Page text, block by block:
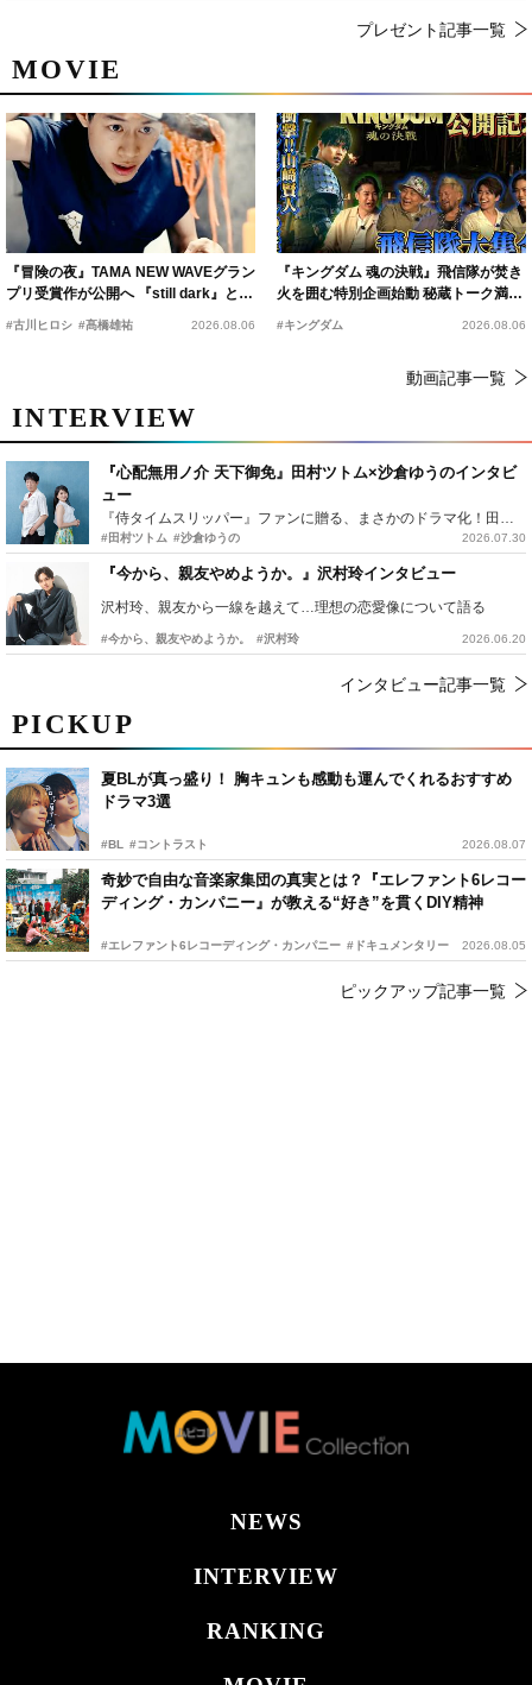
PICKUP
夏BLが真っ盛り！ 胸キュンも感動も運んでくれるおすすめ
ドラマ3選
#BL #コントラスト 2026.08.07
奇妙で自由な音楽家集団の真実とは？『エレファント6レコー
ディング・カンパニー』が教える“好き”を貫くDIY精神
#エレファント6レコーディング・カンパニー #ドキュメンタリー 2026.08.05
ピックアップ記事一覧
MOVIE
『冒険の夜』TAMA NEW WAVEグラン
プリ受賞作が公開へ 『still dark』と同
時上映決定
#古川ヒロシ #髙橋雄祐 2026.08.06
『キングダム 魂の決戦』飛信隊が焚き
火を囲む特別企画始動 秘蔵トーク満載
の“キングダムキャンプ”開催
#キングダム 2026.08.06
動画記事一覧
INTERVIEW
『心配無用ノ介 天下御免』田村ツトム×沙倉ゆうのインタビ
ュー
『侍タイムスリッパー』ファンに贈る、まさかのドラマ化！田村ツトム×沙倉ゆうのが語る『心配無用ノ介』撮影秘話
#田村ツトム #沙倉ゆうの 2026.07.30
『今から、親友やめようか。』沢村玲インタビュー
沢村玲、親友から一線を越えて…理想の恋愛像について語る
#今から、親友やめようか。 #沢村玲 2026.06.20
インタビュー記事一覧
プレゼント記事一覧
NEWS
INTERVIEW
RANKING